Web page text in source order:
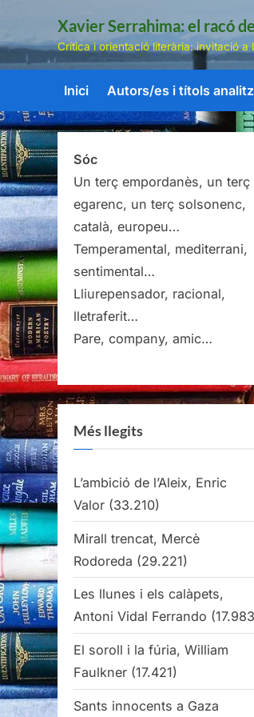
Skip
content
Xavier Serrahima: el racó
Crítica i orientació literària: invitació a
Inici Autors/es i títols
Sóc
Un terç empordanès, un terç
egarenc, un terç solsonenc,
català, europeu…
Temperamental, mediterrani,
sentimental…
Lliurepensador, racional,
lletraferit…
Pare, company, amic…
Més llegits
L’ambició de l’Aleix, Enric
Valor (33.210)
Mirall trencat, Mercè
Rodoreda (29.221)
Les llunes i els calàpets,
Antoni Vidal Ferrando
El soroll i la fúria, William
Faulkner (17.421)
Sants innocents a Gaza